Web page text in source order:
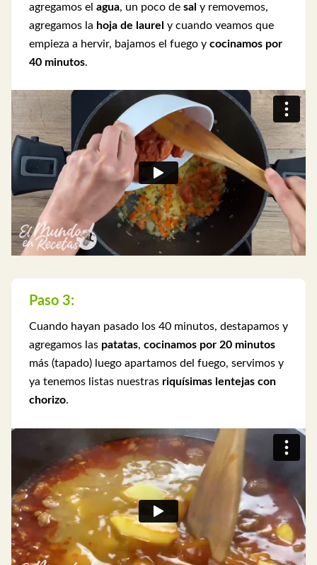
agregamos el agua, un poco de sal y removemos,
agregamos la hoja de laurel y cuando veamos que
empieza a hervir, bajamos el fuego y cocinamos por
40 minutos.
Paso 3:
Cuando hayan pasado los 40 minutos, destapamos y
agregamos las patatas, cocinamos por 20 minutos
más (tapado) luego apartamos del fuego, servimos y
ya tenemos listas nuestras riquísimas lentejas con
chorizo.